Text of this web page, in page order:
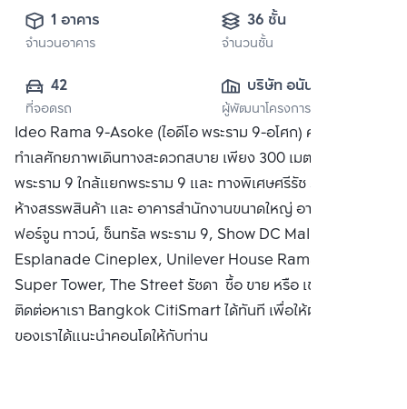
1 อาคาร
จำนวนอาคาร
36 ชั้น
จำนวนชั้น
42
ที่จอดรถ
บริษัท อนันดา ดี
เวลลอปเมนท์ จำกัด
(มหาชน)
ผู้พัฒนาโครงการ
Ideo Rama 9-Asoke (ไอดีโอ พระราม 9-อโศก) คอนโดบน
ทำเลศักยภาพเดินทางสะดวกสบาย เพียง 300 เมตร จาก MRT
พระราม 9 ใกล้แยกพระราม 9 และ ทางพิเศษศรีรัช รายล้อมด้วย
ห้างสรรพสินค้า และ อาคารสำนักงานขนาดใหญ่ อาทิ เช่น
ฟอร์จูน ทาวน์, ซ็นทรัล พระราม 9, Show DC Mall,
Esplanade Cineplex, Unilever House Rama9, The
Super Tower, The Street รัชดา ซื้อ ขาย หรือ เช่า คอนโด
ติดต่อหาเรา Bangkok CitiSmart ได้ทันที เพื่อให้ผู้เชี่ยวชาญ
ของเราได้แนะนำคอนโดให้กับท่าน